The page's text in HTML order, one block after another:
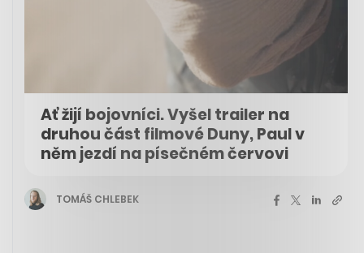
Ať žijí bojovníci. Vyšel trailer na
druhou část filmové Duny, Paul v
něm jezdí na písečném červovi
TOMÁŠ CHLEBEK